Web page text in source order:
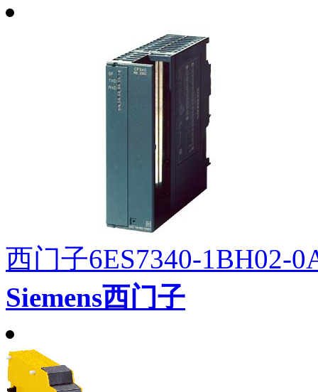
西门子6ES7340-1BH02-
Siemens西门子